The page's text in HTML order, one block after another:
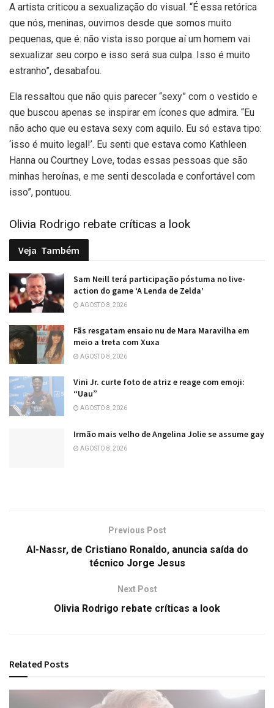
A artista criticou a sexualização do visual. “É essa retórica
que nós, meninas, ouvimos desde que somos muito
pequenas, que é: não vista isso porque aí um homem vai
sexualizar seu corpo e isso será sua culpa. Isso é muito
estranho”, desabafou.
Ela ressaltou que não quis parecer “sexy” com o vestido e
que buscou apenas se inspirar em ícones que admira. “Eu
não acho que eu estava sexy com aquilo. Eu só estava tipo:
‘isso é muito legal!’. Eu senti que estava como Kathleen
Hanna ou Courtney Love, todas essas pessoas que são
minhas heroínas, e me senti descolada e confortável com
isso”, pontuou.
Olivia Rodrigo rebate críticas a look
Veja Também
Sam Neill terá participação póstuma no live-
action do game ‘A Lenda de Zelda’
AGOSTO 8, 2026
Fãs resgatam ensaio nu de Mara Maravilha em
meio a treta com Xuxa
AGOSTO 8, 2026
Vini Jr. curte foto de atriz e reage com emoji:
“Uau”
AGOSTO 8, 2026
Irmão mais velho de Angelina Jolie se assume gay
AGOSTO 8, 2026
Previous Post
Al-Nassr, de Cristiano Ronaldo, anuncia saída do
técnico Jorge Jesus
Next Post
Olivia Rodrigo rebate críticas a look
Related Posts